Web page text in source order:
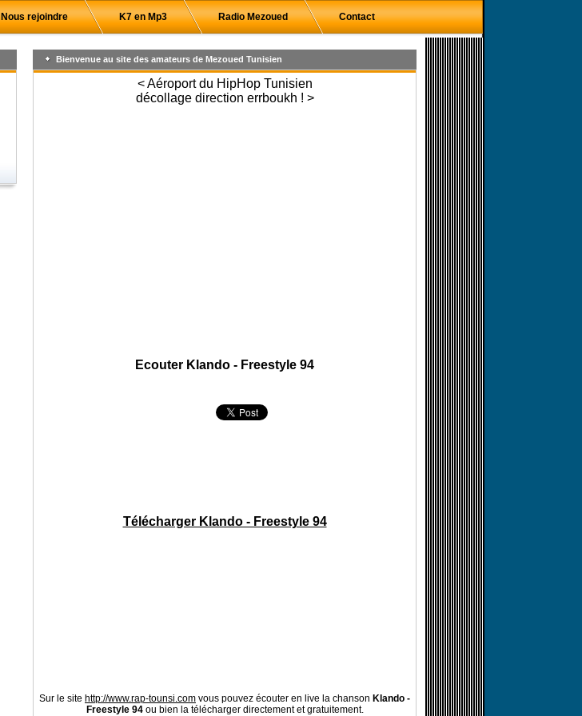
Nous rejoindre K7 en Mp3 Radio Mezoued Contact
Bienvenue au site des amateurs de Mezoued Tunisien
< Aéroport du HipHop Tunisien
décollage direction errboukh ! >
Ecouter Klando - Freestyle 94
Télécharger Klando - Freestyle 94
Sur le site http://www.rap-tounsi.com vous pouvez écouter en live la chanson Klando -
Freestyle 94ou bien la télécharger directement et gratuitement.